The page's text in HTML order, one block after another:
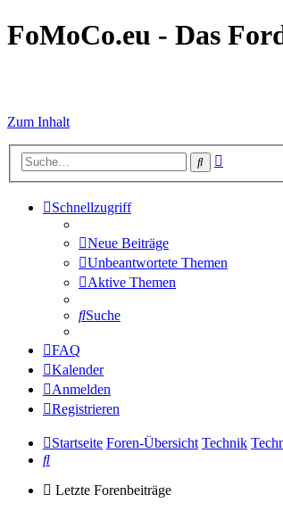
FoMoCo.eu - Das
Zum Inhalt
Suche
Schnellzugriff
Neue Beiträge
Unbeantwortete Themen
Aktive Themen
Suche
FAQ
Kalender
Anmelden
Registrieren
Startseite Foren-Übersicht Technik
Suche
Letzte Forenbeiträge